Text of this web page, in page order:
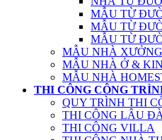
MẪU TỪ
MẪU TỪ
MẪU TỪ
MẪU NHÀ
MẪU NHÀ Ở &
MẪU NHÀ
THI CÔNG CÔNG
QUY TRÌNH THI
THI CÔNG LÂU
THI CÔNG VILLA